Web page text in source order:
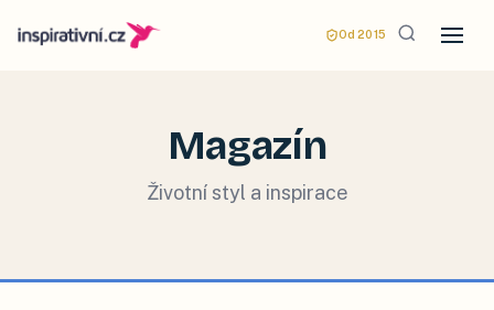
Od 2015
Magazín
Životní styl a inspirace